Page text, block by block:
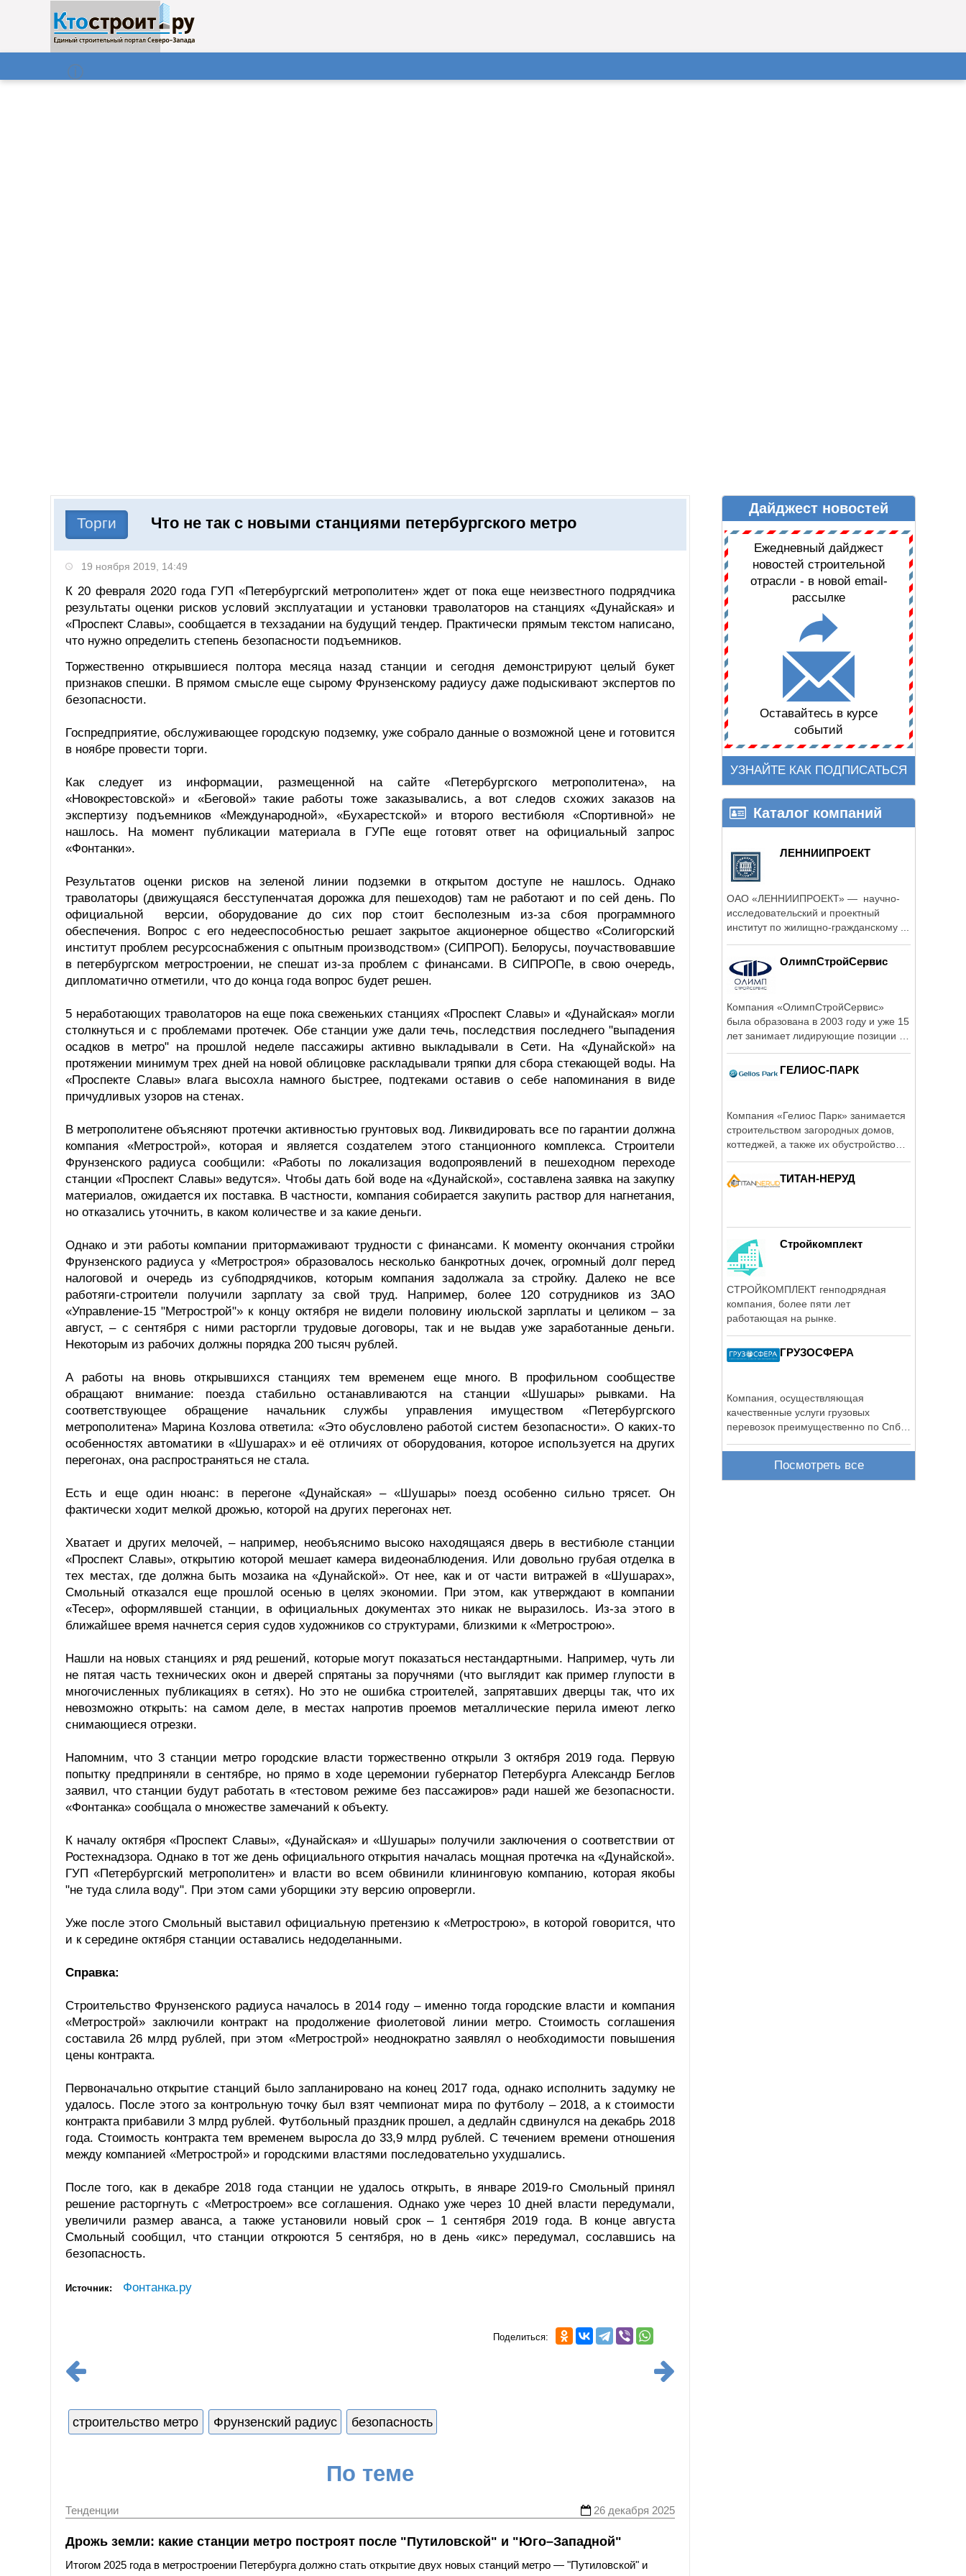
Поиск
НОВОСТИ ДАЙДЖЕСТ НОВОСТЕЙ
Торги Что не так с новыми станциями петербургского метро
19 ноября 2019, 14:49
К 20 февраля 2020 года ГУП «Петербургский метрополитен» ждет от пока еще неизвестного подрядчика
результаты оценки рисков условий эксплуатации и установки траволаторов на станциях «Дунайская» и
«Проспект Славы», сообщается в техзадании на будущий тендер. Практически прямым текстом написано,
что нужно определить степень безопасности подъемников.
Торжественно открывшиеся полтора месяца назад станции и сегодня демонстрируют целый букет
признаков спешки. В прямом смысле еще сырому Фрунзенскому радиусу даже подыскивают экспертов по
безопасности.
Госпредприятие, обслуживающее городскую подземку, уже собрало данные о возможной цене и готовится
в ноябре провести торги.
Как следует из информации, размещенной на сайте «Петербургского метрополитена», на
«Новокрестовской» и «Беговой» такие работы тоже заказывались, а вот следов схожих заказов на
экспертизу подъемников «Международной», «Бухарестской» и второго вестибюля «Спортивной» не
нашлось. На момент публикации материала в ГУПе еще готовят ответ на официальный запрос
«Фонтанки».
Результатов оценки рисков на зеленой линии подземки в открытом доступе не нашлось. Однако
траволаторы (движущаяся бесступенчатая дорожка для пешеходов) там не работают и по сей день. По
официальной версии, оборудование до сих пор стоит бесполезным из-за сбоя программного
обеспечения. Вопрос с его недееспособностью решает закрытое акционерное общество «Солигорский
институт проблем ресурсоснабжения с опытным производством» (СИПРОП). Белорусы, поучаствовавшие
в петербургском метростроении, не спешат из-за проблем с финансами. В СИПРОПе, в свою очередь,
дипломатично отметили, что до конца года вопрос будет решен.
5 неработающих траволаторов на еще пока свеженьких станциях «Проспект Славы» и «Дунайская» могли
столкнуться и с проблемами протечек. Обе станции уже дали течь, последствия последнего "выпадения
осадков в метро" на прошлой неделе пассажиры активно выкладывали в Сети. На «Дунайской» на
протяжении минимум трех дней на новой облицовке раскладывали тряпки для сбора стекающей воды. На
«Проспекте Славы» влага высохла намного быстрее, подтеками оставив о себе напоминания в виде
причудливых узоров на стенах.
В метрополитене объясняют протечки активностью грунтовых вод. Ликвидировать все по гарантии должна
компания «Метрострой», которая и является создателем этого станционного комплекса. Строители
Фрунзенского радиуса сообщили: «Работы по локализация водопроявлений в пешеходном переходе
станции «Проспект Славы» ведутся». Чтобы дать бой воде на «Дунайской», составлена заявка на закупку
материалов, ожидается их поставка. В частности, компания собирается закупить раствор для нагнетания,
но отказались уточнить, в каком количестве и за какие деньги.
Однако и эти работы компании притормаживают трудности с финансами. К моменту окончания стройки
Фрунзенского радиуса у «Метростроя» образовалось несколько банкротных дочек, огромный долг перед
налоговой и очередь из субподрядчиков, которым компания задолжала за стройку. Далеко не все
работяги-строители получили зарплату за свой труд. Например, более 120 сотрудников из ЗАО
«Управление-15 "Метрострой"» к концу октября не видели половину июльской зарплаты и целиком – за
август, – с сентября с ними расторгли трудовые договоры, так и не выдав уже заработанные деньги.
Некоторым из рабочих должны порядка 200 тысяч рублей.
А работы на вновь открывшихся станциях тем временем еще много. В профильном сообществе
обращают внимание: поезда стабильно останавливаются на станции «Шушары» рывками. На
соответствующее обращение начальник службы управления имуществом «Петербургского
метрополитена» Марина Козлова ответила: «Это обусловлено работой систем безопасности». О каких-то
особенностях автоматики в «Шушарах» и её отличиях от оборудования, которое используется на других
перегонах, она распространяться не стала.
Есть и еще один нюанс: в перегоне «Дунайская» – «Шушары» поезд особенно сильно трясет. Он
фактически ходит мелкой дрожью, которой на других перегонах нет.
Хватает и других мелочей, – например, необъяснимо высоко находящаяся дверь в вестибюле станции
«Проспект Славы», открытию которой мешает камера видеонаблюдения. Или довольно грубая отделка в
тех местах, где должна быть мозаика на «Дунайской». От нее, как и от части витражей в «Шушарах»,
Смольный отказался еще прошлой осенью в целях экономии. При этом, как утверждают в компании
«Тесер», оформлявшей станции, в официальных документах это никак не выразилось. Из-за этого в
ближайшее время начнется серия судов художников со структурами, близкими к «Метрострою».
Нашли на новых станциях и ряд решений, которые могут показаться нестандартными. Например, чуть ли
не пятая часть технических окон и дверей спрятаны за поручнями (что выглядит как пример глупости в
многочисленных публикациях в сетях). Но это не ошибка строителей, запрятавших дверцы так, что их
невозможно открыть: на самом деле, в местах напротив проемов металлические перила имеют легко
снимающиеся отрезки.
Напомним, что 3 станции метро городские власти торжественно открыли 3 октября 2019 года. Первую
попытку предприняли в сентябре, но прямо в ходе церемонии губернатор Петербурга Александр Беглов
заявил, что станции будут работать в «тестовом режиме без пассажиров» ради нашей же безопасности.
«Фонтанка» сообщала о множестве замечаний к объекту.
К началу октября «Проспект Славы», «Дунайская» и «Шушары» получили заключения о соответствии от
Ростехнадзора. Однако в тот же день официального открытия началась мощная протечка на «Дунайской».
ГУП «Петербургский метрополитен» и власти во всем обвинили клининговую компанию, которая якобы
"не туда слила воду". При этом сами уборщики эту версию опровергли.
Уже после этого Смольный выставил официальную претензию к «Метрострою», в которой говорится, что
и к середине октября станции оставались недоделанными.
Справка:
Строительство Фрунзенского радиуса началось в 2014 году – именно тогда городские власти и компания
«Метрострой» заключили контракт на продолжение фиолетовой линии метро. Стоимость соглашения
составила 26 млрд рублей, при этом «Метрострой» неоднократно заявлял о необходимости повышения
цены контракта.
Первоначально открытие станций было запланировано на конец 2017 года, однако исполнить задумку не
удалось. После этого за контрольную точку был взят чемпионат мира по футболу – 2018, а к стоимости
контракта прибавили 3 млрд рублей. Футбольный праздник прошел, а дедлайн сдвинулся на декабрь 2018
года. Стоимость контракта тем временем выросла до 33,9 млрд рублей. С течением времени отношения
между компанией «Метрострой» и городскими властями последовательно ухудшались.
После того, как в декабре 2018 года станции не удалось открыть, в январе 2019-го Смольный принял
решение расторгнуть с «Метростроем» все соглашения. Однако уже через 10 дней власти передумали,
увеличили размер аванса, а также установили новый срок – 1 сентября 2019 года. В конце августа
Смольный сообщил, что станции откроются 5 сентября, но в день «икс» передумал, сославшись на
безопасность.
Источник: Фонтанка.ру
Поделиться:
строительство метро Фрунзенский радиус безопасность
По теме
Тенденции 26 декабря 2025
Дрожь земли: какие станции метро построят после "Путиловской" и "Юго–Западной"
Итогом 2025 года в метростроении Петербурга должно стать открытие двух новых станций метро — "Путиловской" и
Дайджест новостей
Ежедневный дайджест
новостей строительной
отрасли - в новой email-
рассылке
Оставайтесь в курсе
событий
УЗНАЙТЕ КАК ПОДПИСАТЬСЯ
Каталог компаний
ЛЕННИИПРОЕКТ
ОАО «ЛЕННИИПРОЕКТ» — научно-
исследовательский и проектный
институт по жилищно-гражданскому ...
ОлимпСтройСервис
Компания «ОлимпСтройСервис»
была образована в 2003 году и уже 15
лет занимает лидирующие позиции на
ГЕЛИОС-ПАРК
Компания «Гелиос Парк» занимается
строительством загородных домов,
коттеджей, а также их обустройством
ТИТАН-НЕРУД
Стройкомплект
СТРОЙКОМПЛЕКТ генподрядная
компания, более пяти лет
работающая на рынке.
ГРУЗОСФЕРА
Компания, осуществляющая
качественные услуги грузовых
перевозок преимущественно по Спб и
Посмотреть все